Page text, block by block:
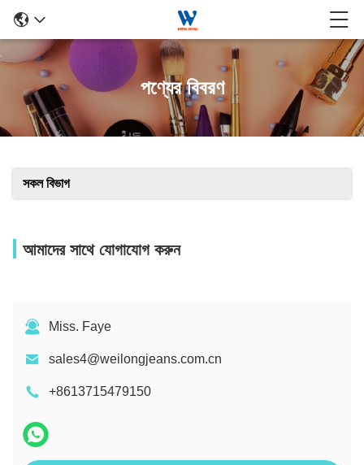
পণ্যের বিবরণ
সকল বিভাগ
আমাদের সাথে যোগাযোগ করুন
Miss. Faye
sales4@weilongjeans.com.cn
+8613715479150